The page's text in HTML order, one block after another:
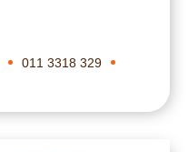
011 3318 329